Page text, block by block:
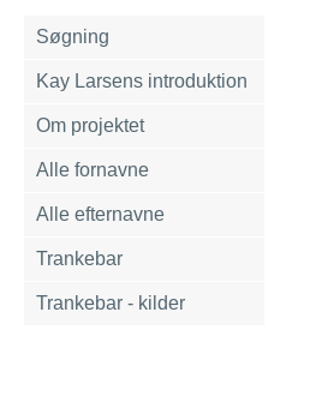
Søgning
Kay Larsens introduktion
Om projektet
Alle fornavne
Alle efternavne
Trankebar
Trankebar - kilder